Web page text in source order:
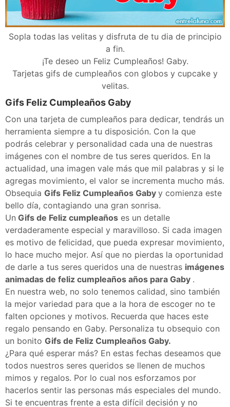
Sopla todas las velitas y disfruta de tu dia de principio
a fin.
¡Te deseo un Feliz Cumpleaños! Gaby.
Tarjetas gifs de cumpleaños con globos y cupcake y
velitas.
Gifs Feliz Cumpleaños Gaby
Con una tarjeta de cumpleaños para dedicar, tendrás un
herramienta siempre a tu disposición. Con la que
podrás celebrar y personalidad cada una de nuestras
imágenes con el nombre de tus seres queridos. En la
actualidad, una imagen vale más que mil palabras y si le
agregas movimiento, el valor se incrementa mucho más.
Obsequia Gifs Feliz Cumpleaños Gaby y comienza este
bello día, contagiando una gran sonrisa.
Un Gifs de Feliz cumpleaños es un detalle
verdaderamente especial y maravilloso. Si cada imagen
es motivo de felicidad, que pueda expresar movimiento,
lo hace mucho mejor. Así que no pierdas la oportunidad
de darle a tus seres queridos una de nuestras imágenes
animadas de feliz cumpleaños años para Gaby .
En nuestra web, no solo tenemos calidad, sino también
la mejor variedad para que a la hora de escoger no te
falten opciones y motivos. Recuerda que haces este
regalo pensando en Gaby. Personaliza tu obsequio con
un bonito Gifs de Feliz Cumpleaños Gaby.
¿Para qué esperar más? En estas fechas deseamos que
todos nuestros seres queridos se llenen de muchos
mimos y regalos. Por lo cual nos esforzamos por
hacerlos sentir las personas más especiales del mundo.
Si te encuentras frente a esta difícil decisión y no